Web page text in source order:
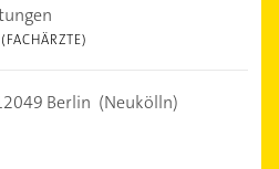
Berlin (Neukölln)